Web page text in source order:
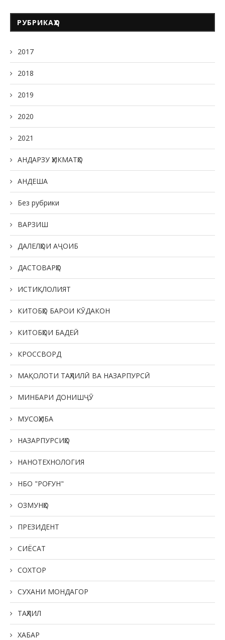
РУБРИКАҲО
2017
2018
2019
2020
2021
АНДАРЗУ ҲИКМАТҲО
АНДЕША
Без рубрики
ВАРЗИШ
ДАЛЕЛҲОИ АҶОИБ
ДАСТОВАРҲО
ИСТИҚЛОЛИЯТ
КИТОБҲО БАРОИ КӮДАКОН
КИТОБҲОИ БАДЕӢ
КРОССВОРД
МАҚОЛОТИ ТАҲЛИЛӢ ВА НАЗАРПУРСӢ
МИНБАРИ ДОНИШҶӮ
МУСОҲИБА
НАЗАРПУРСИҲО
НАНОТЕХНОЛОГИЯ
НБО "РОҒУН"
ОЗМУНҲО
ПРЕЗИДЕНТ
СИЁСАТ
СОХТОР
СУХАНИ МОНДАГОР
ТАҲЛИЛ
ХАБАР